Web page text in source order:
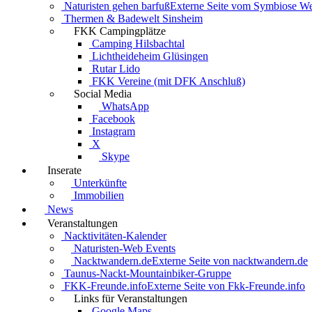
Naturisten gehen barfußExterne Seite vom Symbiose
Thermen & Badewelt Sinsheim
FKK Campingplätze
Camping Hilsbachtal
Lichtheideheim Glüsingen
Rutar Lido
FKK Vereine (mit DFK Anschluß)
Social Media
WhatsApp
Facebook
Instagram
X
Skype
Inserate
Unterkünfte
Immobilien
News
Veranstaltungen
Nacktivitäten-Kalender
Naturisten-Web Events
Nacktwandern.deExterne Seite von nacktwandern.de
Taunus-Nackt-Mountainbiker-Gruppe
FKK-Freunde.infoExterne Seite von Fkk-Freunde.info
Links für Veranstaltungen